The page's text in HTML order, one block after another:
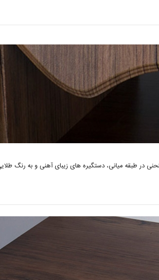
طبقه میانی، دستگیره های زیبای آهنی و به رنگ